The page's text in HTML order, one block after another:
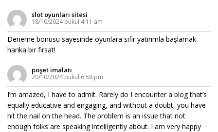
slot oyunları sitesi
18/10/2024 pukul 4:11 am
Deneme bonusu sayesinde oyunlara sıfır yatırımla başlamak
harika bir fırsat!
poşet imalatı
20/10/2024 pukul 6:58 pm
I’m amazed, I have to admit. Rarely do I encounter a blog that’s
equally educative and engaging, and without a doubt, you have
hit the nail on the head. The problem is an issue that not
enough folks are speaking intelligently about. I am very happy